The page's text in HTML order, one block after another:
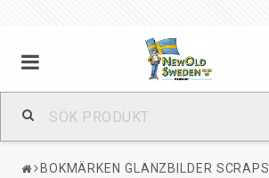
BOKMÄRKEN GLANZBILDER SCRAPS